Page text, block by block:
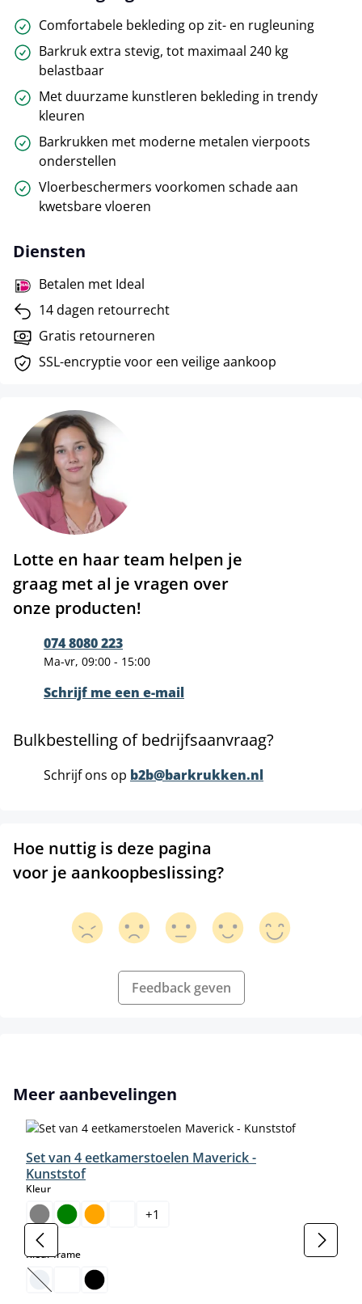
Comfortabele bekleding op zit- en rugleuning
Barkruk extra stevig, tot maximaal 240 kg
belastbaar
Met duurzame kunstleren bekleding in trendy
kleuren
Barkrukken met moderne metalen vierpoots
onderstellen
Vloerbeschermers voorkomen schade aan
kwetsbare vloeren
Diensten
Betalen met Ideal
14 dagen retourrecht
Gratis retourneren
SSL-encryptie voor een veilige aankoop
Lotte en haar team helpen je
graag met al je vragen over
onze producten!
074 8080 223
Ma-vr, 09:00 - 15:00
Schrijf me een e-mail
Bulkbestelling of bedrijfsaanvraag?
Schrijf ons op b2b@barkrukken.nl
Hoe nuttig is deze pagina
voor je aankoopbeslissing?
Feedback geven
Productgalerij overslaan
Meer aanbevelingen
Set van 4 eetkamerstoelen Maverick -
Kunststof
Kleurselect
+1
Kleur frameselect
(Deze optie is momenteel niet beschikbaar.)